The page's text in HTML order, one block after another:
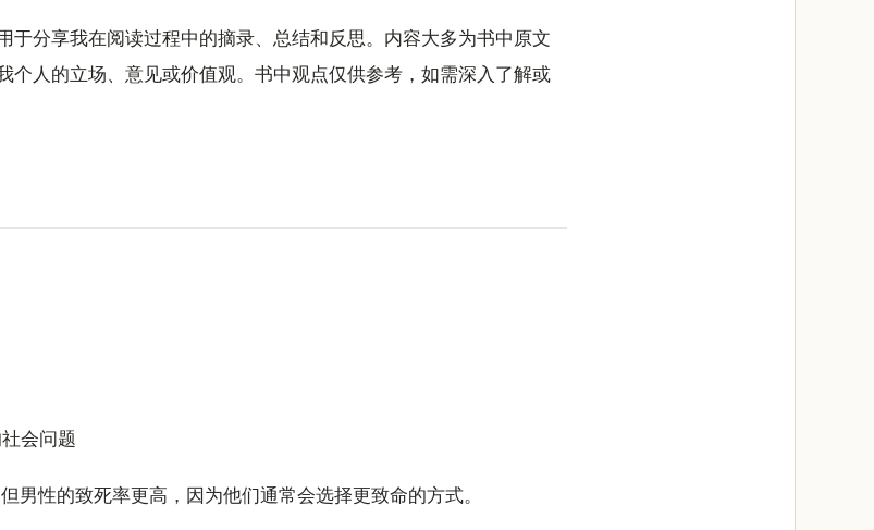
于分享我在阅读过程中的摘录、总结和反思。内容大多为书中原文
个人的立场、意见或价值观。书中观点仅供参考，如需深入了解或
会问题
男性的致死率更高，因为他们通常会选择更致命的方式。